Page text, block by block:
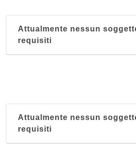
Attualmente nessun
requisiti
Attualmente nessun
requisiti